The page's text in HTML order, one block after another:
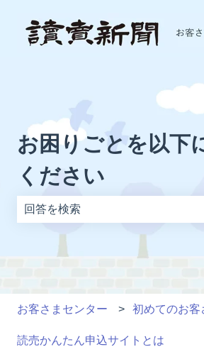
お困りごとを以下
ください
お客さまセンター 初めてのお
読売かんたん申込サイトとは